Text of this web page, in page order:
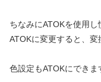
ちなみにATOKを使用
ATOKに変更すると、変
色設定もATOKにできま